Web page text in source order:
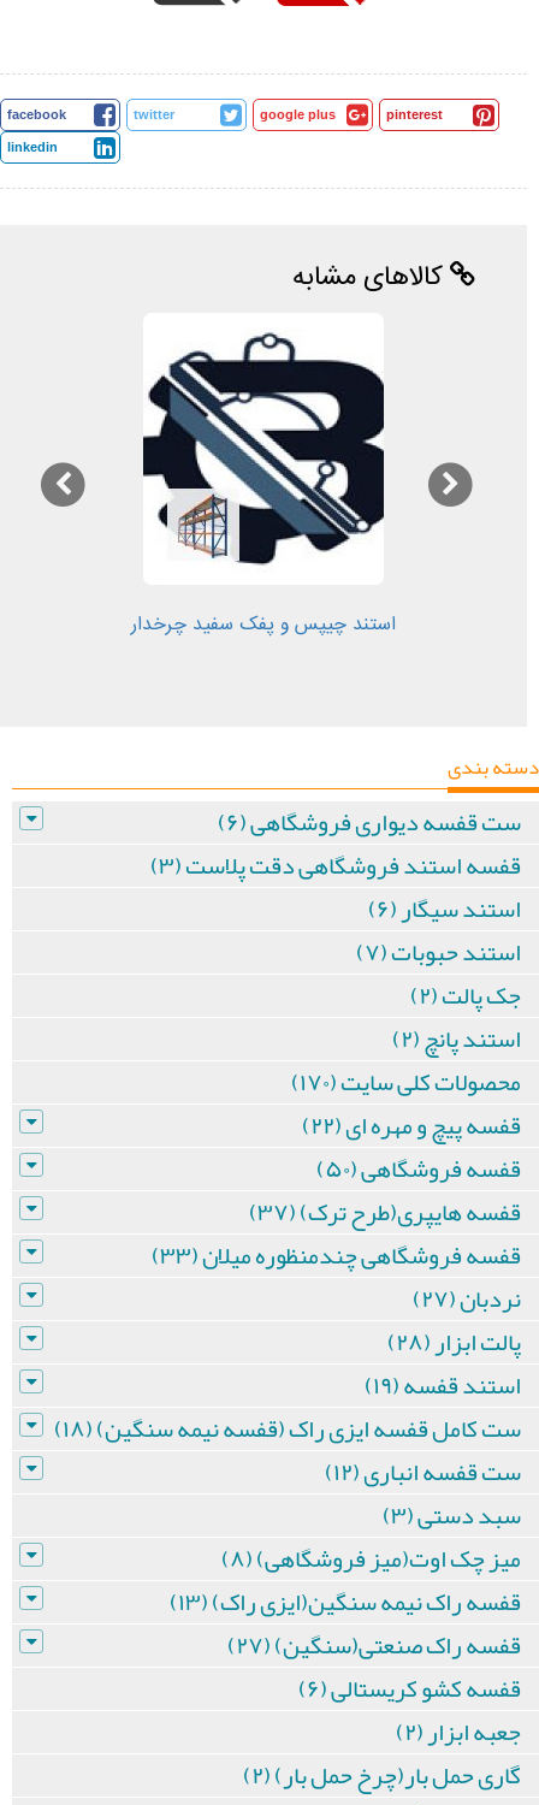
facebook twitter google plus pinterest
linkedin
کالاهای مشابه
استند چیپس و پفک سفید چرخدار
دسته بندی
ست قفسه دیواری فروشگاهی (۶)
قفسه استند فروشگاهی دقت پلاست (۳)
استند سیگار (۶)
استند حبوبات (۷)
جک پالت (۲)
استند پانچ (۲)
محصولات کلی سایت (۱۷۰)
قفسه پیچ و مهره ای (۲۲)
قفسه فروشگاهی (۵۰)
قفسه هایپری(طرح ترک) (۳۷)
قفسه فروشگاهی چندمنظوره میلان (۳۳)
نردبان (۲۷)
پالت ابزار (۲۸)
استند قفسه (۱۹)
ست کامل قفسه ایزی راک (قفسه نیمه سنگین) (۱۸)
ست قفسه انباری (۱۲)
سبد دستی (۳)
میز چک اوت(میز فروشگاهی) (۸)
قفسه راک نیمه سنگین(ایزی راک) (۱۳)
قفسه راک صنعتی(سنگین) (۲۷)
قفسه کشو کریستالی (۶)
جعبه ابزار (۲)
گاری حمل بار(چرخ حمل بار) (۲)